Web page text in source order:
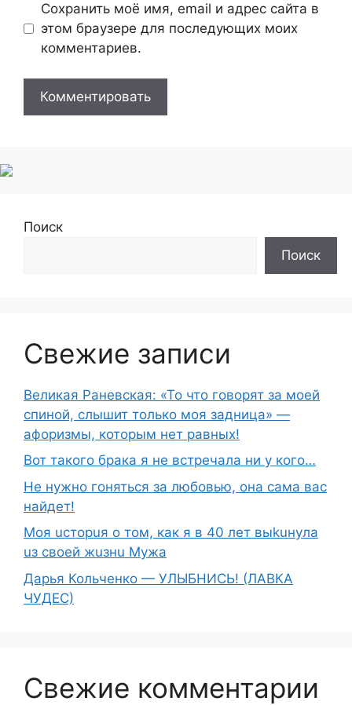
Сохранить моё имя, email и адрес сайта в
этом браузере для последующих моих
комментариев.
Поиск
Поиск
Свежие записи
Великая Раневская: «То что говорят за моей
спиной, слышит только моя задница» —
афоризмы, которым нет равных!
Вот такого брака я не встречала ни у кого…
Не нужно гоняться за любовью, она сама вас
найдет!
Moя ucтopuя о том, как я в 40 лет выkuнyлa
uз свoeй жuзнu Myжа
Дарья Кольченко — УЛЫБНИСЬ! (ЛАВКА
ЧУДЕС)
Свежие комментарии